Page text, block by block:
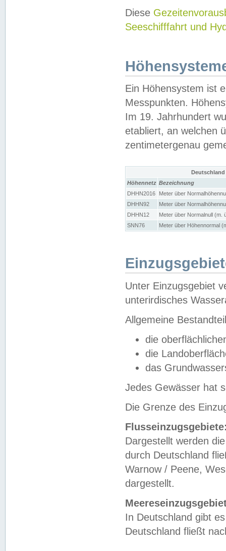
Diese
Seeschifffahrt und
Ein Höhensystem ist
Messpunkten.
Im 19. Jahrhundert
etabliert, an welchen
zentimetergenau
Höhennetz Bezeichnung
DHHN2016
Meter über
DHHN92
Meter über
DHHN12
Meter über Normalnull (m.
SNN76
Meter über Höhennormal
Unter Einzugsgebiet
unterirdisches
Allgemeine
die
die
das
Jedes Gewässer hat
Die Grenze des
Dargestellt werden
durch Deutschland
Warnow / Peene,
dargestellt.
In Deutschland gibt
Deutschland fließt